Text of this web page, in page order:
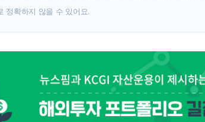
정확하지 않을 수 있어요.